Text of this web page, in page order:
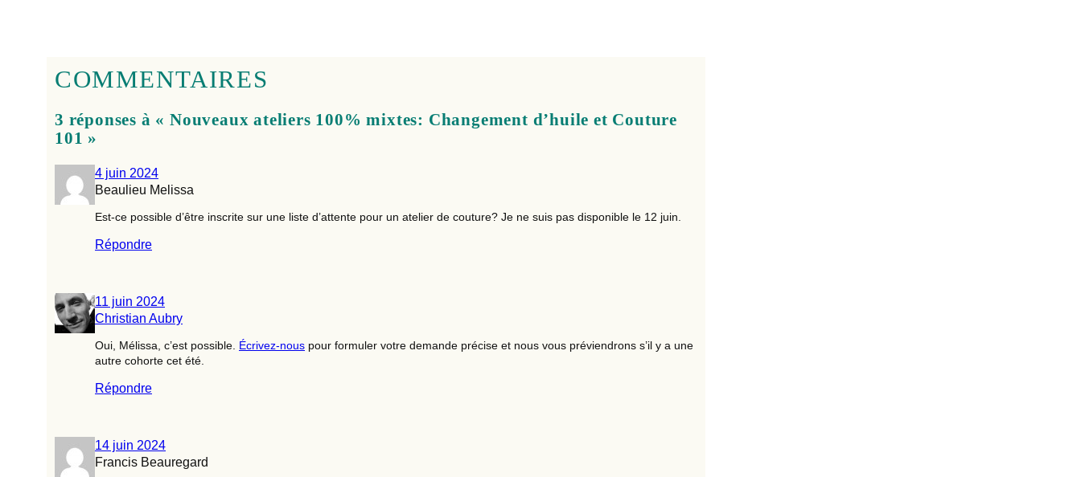
COMMENTAIRES
3 réponses à « Nouveaux ateliers 100% mixtes: Changement d’huile et Couture
101 »
4 juin 2024
Beaulieu Melissa
Est-ce possible d’être inscrite sur une liste d’attente pour un atelier de couture? Je ne suis pas disponible le 12 juin.
Répondre
11 juin 2024
Christian Aubry
Oui, Mélissa, c’est possible. Écrivez-nous pour formuler votre demande précise et nous vous préviendrons s’il y a une
autre cohorte cet été.
Répondre
14 juin 2024
Francis Beauregard